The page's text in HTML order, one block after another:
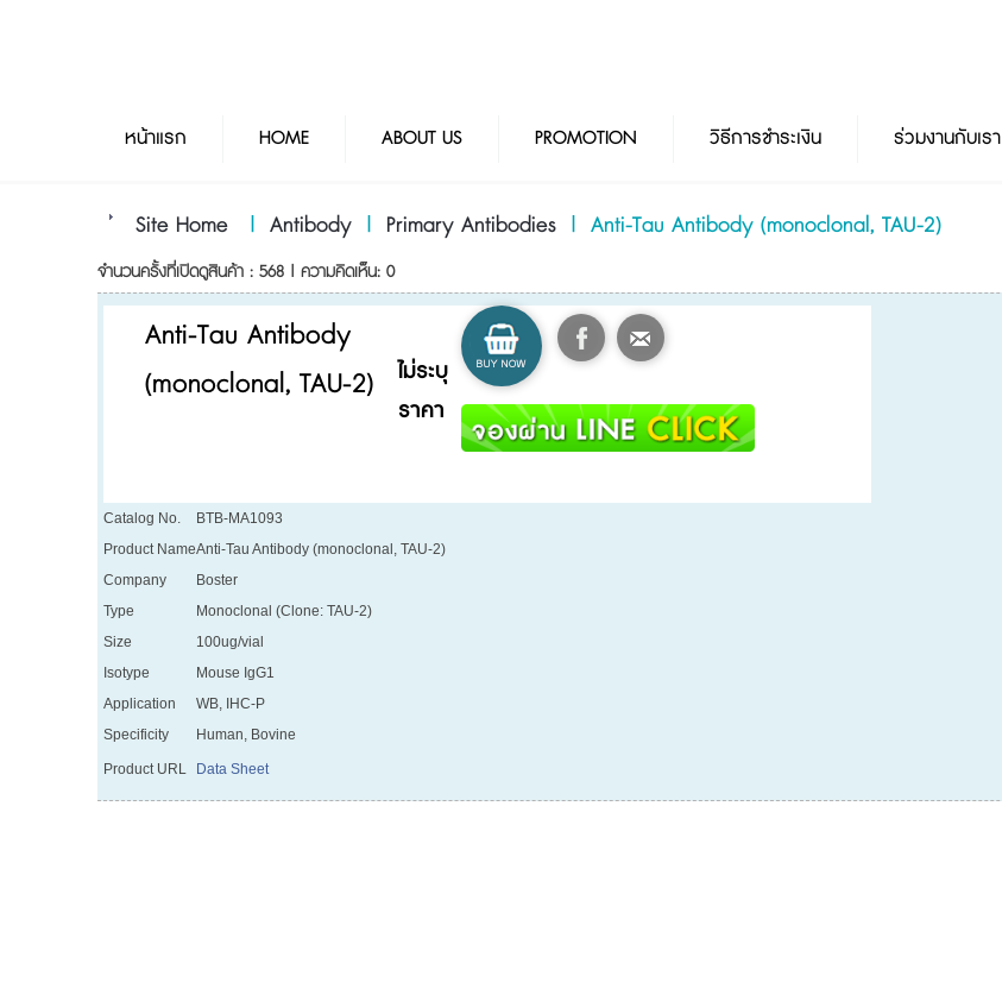
หน้าแรก HOME ABOUT US PROMOTION วิธีการชำระเงิน ร่วมงานกับเรา
Site Home | Antibody | Primary Antibodies | Anti-Tau Antibody (monoclonal, TAU-2)
จำนวนครั้งที่เปิดดูสินค้า : 568 | ความคิดเห็น: 0
Anti-Tau Antibody
(monoclonal, TAU-2)
ไม่ระบุ
ราคา
Catalog No.
BTB-MA1093
Product NameAnti-Tau Antibody (monoclonal, TAU-2)
Company
Boster
Type
Monoclonal (Clone: TAU-2)
Size
100ug/vial
Isotype
Mouse IgG1
Application
WB, IHC-P
Specificity
Human, Bovine
Product URL Data Sheet